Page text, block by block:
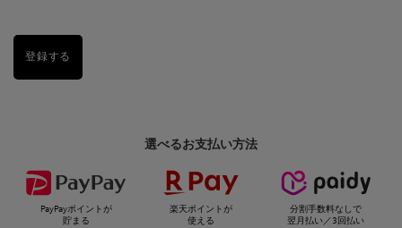
登録する
選べるお支払い方法
PayPayポイントが
貯まる
楽天ポイントが
使える
分割手数料なしで
翌月払い／3回払い